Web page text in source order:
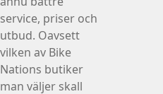
service, priser och
utbud. Oavsett
vilken av Bike
Nations butiker
man väljer skall